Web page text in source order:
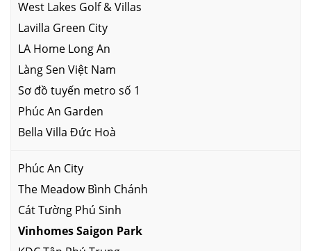
West Lakes Golf & Villas
Lavilla Green City
LA Home Long An
Làng Sen Việt Nam
Sơ đồ tuyến metro số 1
Phúc An Garden
Bella Villa Đức Hoà
Phúc An City
The Meadow Bình Chánh
Cát Tường Phú Sinh
Vinhomes Saigon Park